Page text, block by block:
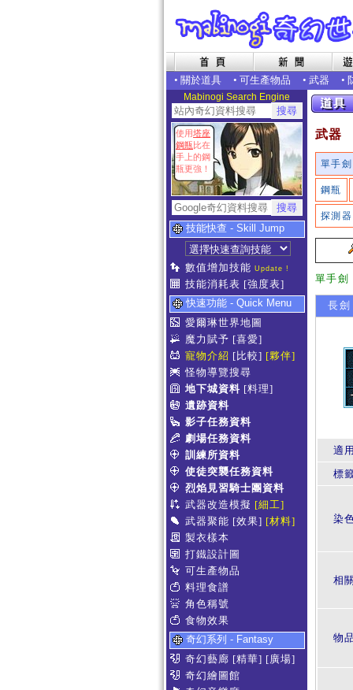
• 關於道具 • 可生產物品 • 武器 •
Mabinogi Search Engine
使用塔座
鋼瓶比在
手上的鋼
瓶更強！
技能快查 - Skill Jump
數值增加技能 Update !
技能消耗表 [強度表]
快速功能 - Quick Menu
愛爾琳世界地圖
魔力賦予 [喜愛]
寵物介紹 [比較] [夥伴]
怪物導覽搜尋
地下城資料 [料理]
遺跡資料
影子任務資料
劇場任務資料
訓練所資料
使徒突襲任務資料
烈焰見習騎士團資料
武器改造模擬 [細工]
武器聚能 [效果] [材料]
製衣樣本
打鐵設計圖
可生產物品
料理食譜
角色稱號
食物效果
奇幻系列 - Fantasy
奇幻藝廊 [精華] [廣場]
奇幻繪圖館
武器
單手劍
鋼瓶
探測器
單手劍
長劍
適
標
染
相
物